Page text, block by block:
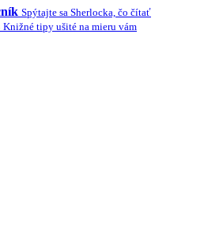
Spýtajte sa Sherlocka, čo čítať
Knižné tipy ušité na mieru vám